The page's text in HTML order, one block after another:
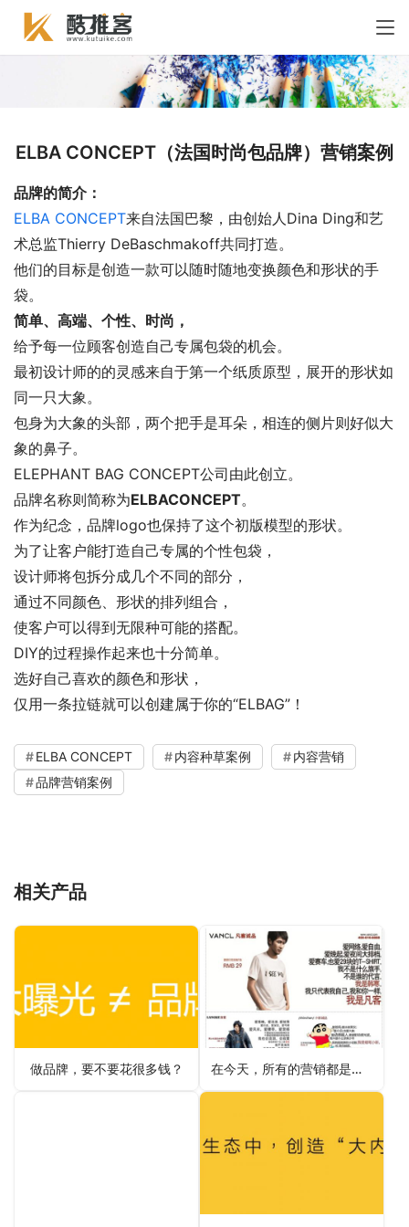
ELBA CONCEPT（法国时尚包品牌）营销案例
品牌的简介：
ELBA CONCEPT来自法国巴黎，由创始人Dina Ding和艺
术总监Thierry DeBaschmakoff共同打造。
他们的目标是创造一款可以随时随地变换颜色和形状的手
袋。
简单、高端、个性、时尚 ，
给予每一位顾客创造自己专属包袋的机会。
最初设计师的的灵感来自于第一个纸质原型，展开的形状如
同一只大象。
包身为大象的头部，两个把手是耳朵，相连的侧片则好似大
象的鼻子。
ELEPHANT BAG CONCEPT公司由此创立。
品牌名称则简称为ELBACONCEPT。
作为纪念，品牌logo也保持了这个初版模型的形状。
为了让客户能打造自己专属的个性包袋，
设计师将包拆分成几个不同的部分，
通过不同颜色、形状的排列组合，
使客户可以得到无限种可能的搭配。
DIY的过程操作起来也十分简单。
选好自己喜欢的颜色和形状，
仅用一条拉链就可以创建属于你的“ELBAG”！
ELBA CONCEPT 内容种草案例
内容营销
品牌营销案例
相关产品
做品牌，要不要花很多钱？ 在今天，所有的营销都是内容营销